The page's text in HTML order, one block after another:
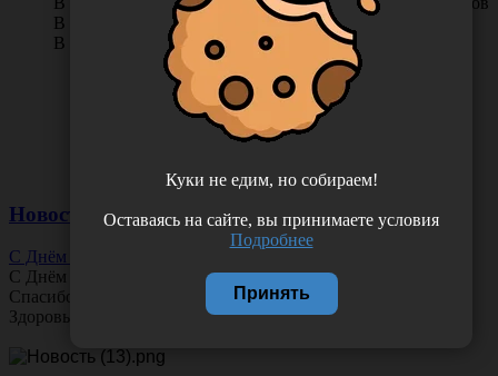
В наличии во Владивостоке 40 шт.
В наличии в Хабаровске 10 шт.
Новости
С Днём Офтальмолога!
С Днём
Спасибо за ясное зрение и заботу о пациентах.
Здоровья вам и новых профессиональных побед!
Куки не едим, но собираем!
Оставаясь на сайте, вы принимаете условия
Подробнее
Принять